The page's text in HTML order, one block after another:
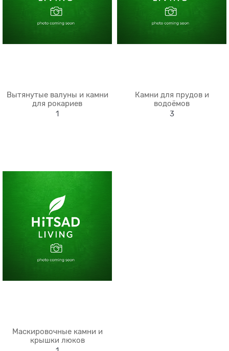
Вытянутые валуны и камни
для рокариев
1
Камни для прудов и
водоёмов
3
Маскировочные камни и
крышки люков